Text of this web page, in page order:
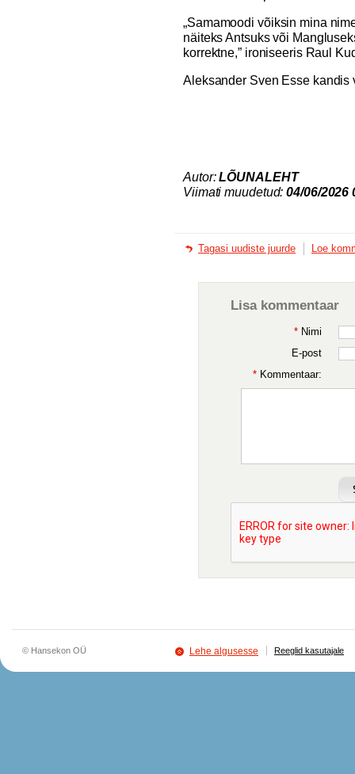
„Samamoodi võiksin mina
näiteks Antsuks või
korrektne,” ironiseeris Raul
Aleksander Sven Esse kandis
Autor:LÕUNALEHT
Viimati muudetud:04/06/2026
Tagasi uudiste juurde Loe
Lisa kommentaar
* Nimi
E-post
* Kommentaar:
© Hansekon OÜ Lehe algusesse Reeglid kasutajale